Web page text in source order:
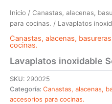
Inicio / Canastas, alacenas,
para cocinas. / Lavaplatos
Canastas, alacenas,
cocinas.
Lavaplatos inoxidable
SKU: 290025
Categoría: Canastas, alacenas,
accesorios para cocinas.